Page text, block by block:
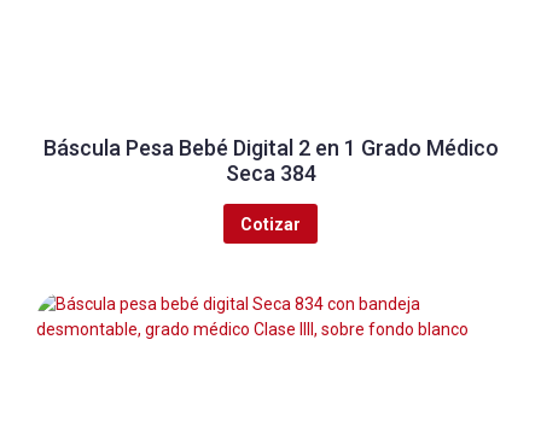
Báscula Pesa Bebé Digital 2 en 1 Grado Médico
Seca 384
Cotizar